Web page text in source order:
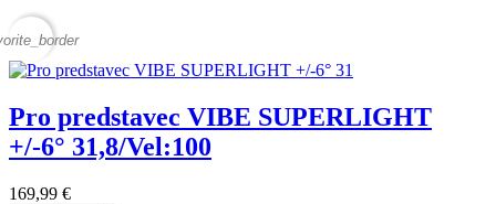
Pro predstavec VIBE SUPERLIGHT
+/-6° 31,8/Vel:100
169,99 €